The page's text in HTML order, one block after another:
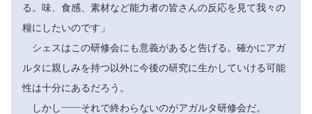
る。味、食感、素材など能力者の皆さんの反応を見て我々の
糧にしたいのです」
シェスはこの研修会にも意義があると告げる。確かにアガ
ルタに親しみを持つ以外に今後の研究に生かしていける可能
性は十分にあるだろう。
しかし――それで終わらないのがアガルタ研修会だ。